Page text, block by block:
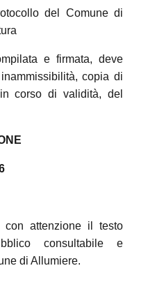
del Comune di
e firmata, deve
copia di
corso di validità, del
attenzione il testo
consultabile e
di Allumiere.